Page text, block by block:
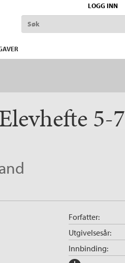
LOGG INN
5-7
Forfatter:
Innbinding:
Utgivelsesår: